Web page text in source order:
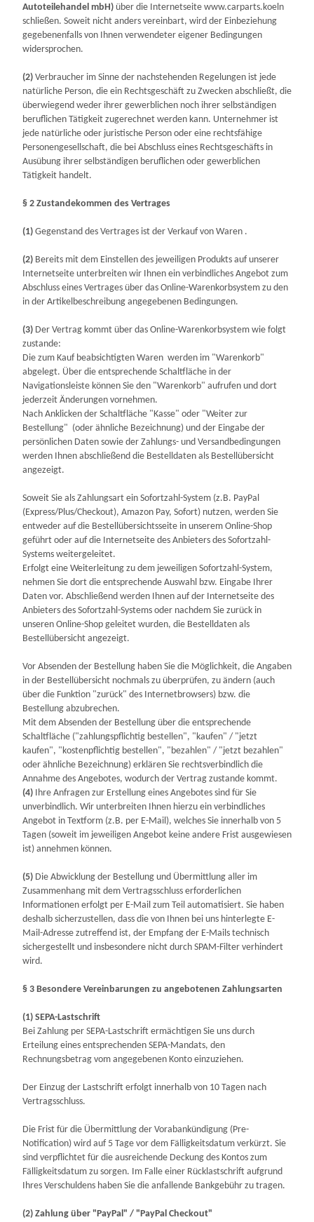
Autoteilehandel mbH) über die Internetseite www.carparts.koeln
schließen. Soweit nicht anders vereinbart, wird der Einbeziehung
gegebenenfalls von Ihnen verwendeter eigener Bedingungen
widersprochen.
(2) Verbraucher im Sinne der nachstehenden Regelungen ist jede
natürliche Person, die ein Rechtsgeschäft zu Zwecken abschließt, die
überwiegend weder ihrer gewerblichen noch ihrer selbständigen
beruflichen Tätigkeit zugerechnet werden kann. Unternehmer ist
jede natürliche oder juristische Person oder eine rechtsfähige
Personengesellschaft, die bei Abschluss eines Rechtsgeschäfts in
Ausübung ihrer selbständigen beruflichen oder gewerblichen
Tätigkeit handelt.
§ 2 Zustandekommen des Vertrages
(1) Gegenstand des Vertrages ist der Verkauf von Waren .
(2) Bereits mit dem Einstellen des jeweiligen Produkts auf unserer
Internetseite unterbreiten wir Ihnen ein verbindliches Angebot zum
Abschluss eines Vertrages über das Online-Warenkorbsystem zu den
in der Artikelbeschreibung angegebenen Bedingungen.
(3) Der Vertrag kommt über das Online-Warenkorbsystem wie folgt
zustande:
Die zum Kauf beabsichtigten Waren werden im "Warenkorb"
abgelegt. Über die entsprechende Schaltfläche in der
Navigationsleiste können Sie den "Warenkorb" aufrufen und dort
jederzeit Änderungen vornehmen.
Nach Anklicken der Schaltfläche "Kasse" oder "Weiter zur
Bestellung" (oder ähnliche Bezeichnung) und der Eingabe der
persönlichen Daten sowie der Zahlungs- und Versandbedingungen
werden Ihnen abschließend die Bestelldaten als Bestellübersicht
angezeigt.
Soweit Sie als Zahlungsart ein Sofortzahl-System (z.B. PayPal
(Express/Plus/Checkout), Amazon Pay, Sofort) nutzen, werden Sie
entweder auf die Bestellübersichtsseite in unserem Online-Shop
geführt oder auf die Internetseite des Anbieters des Sofortzahl-
Systems weitergeleitet.
Erfolgt eine Weiterleitung zu dem jeweiligen Sofortzahl-System,
nehmen Sie dort die entsprechende Auswahl bzw. Eingabe Ihrer
Daten vor. Abschließend werden Ihnen auf der Internetseite des
Anbieters des Sofortzahl-Systems oder nachdem Sie zurück in
unseren Online-Shop geleitet wurden, die Bestelldaten als
Bestellübersicht angezeigt.
Vor Absenden der Bestellung haben Sie die Möglichkeit, die Angaben
in der Bestellübersicht nochmals zu überprüfen, zu ändern (auch
über die Funktion "zurück" des Internetbrowsers) bzw. die
Bestellung abzubrechen.
Mit dem Absenden der Bestellung über die entsprechende
Schaltfläche ("zahlungspflichtig bestellen", "kaufen" / "jetzt
kaufen", "kostenpflichtig bestellen", "bezahlen" / "jetzt bezahlen"
oder ähnliche Bezeichnung) erklären Sie rechtsverbindlich die
Annahme des Angebotes, wodurch der Vertrag zustande kommt.
(4) Ihre Anfragen zur Erstellung eines Angebotes sind für Sie
unverbindlich. Wir unterbreiten Ihnen hierzu ein verbindliches
Angebot in Textform (z.B. per E-Mail), welches Sie innerhalb von 5
Tagen (soweit im jeweiligen Angebot keine andere Frist ausgewiesen
ist) annehmen können.
(5) Die Abwicklung der Bestellung und Übermittlung aller im
Zusammenhang mit dem Vertragsschluss erforderlichen
Informationen erfolgt per E-Mail zum Teil automatisiert. Sie haben
deshalb sicherzustellen, dass die von Ihnen bei uns hinterlegte E-
Mail-Adresse zutreffend ist, der Empfang der E-Mails technisch
sichergestellt und insbesondere nicht durch SPAM-Filter verhindert
wird.
§ 3 Besondere Vereinbarungen zu angebotenen Zahlungsarten
(1) SEPA-Lastschrift
Bei Zahlung per SEPA-Lastschrift ermächtigen Sie uns durch
Erteilung eines entsprechenden SEPA-Mandats, den
Rechnungsbetrag vom angegebenen Konto einzuziehen.
Der Einzug der Lastschrift erfolgt innerhalb von 10 Tagen nach
Vertragsschluss.
Die Frist für die Übermittlung der Vorabankündigung (Pre-
Notification) wird auf 5 Tage vor dem Fälligkeitsdatum verkürzt. Sie
sind verpflichtet für die ausreichende Deckung des Kontos zum
Fälligkeitsdatum zu sorgen. Im Falle einer Rücklastschrift aufgrund
Ihres Verschuldens haben Sie die anfallende Bankgebühr zu tragen.
(2) Zahlung über "PayPal" / "PayPal Checkout"